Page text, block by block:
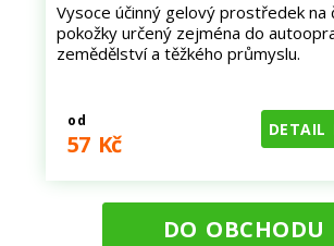
Vysoce účinný gelový prostředek na
pokožky určený zejména do
zemědělství a těžkého průmyslu.
od
57 Kč
DETAIL
DO OBCHODU